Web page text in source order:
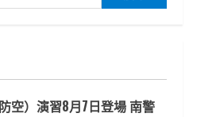
空）演習8月7日登場 南警